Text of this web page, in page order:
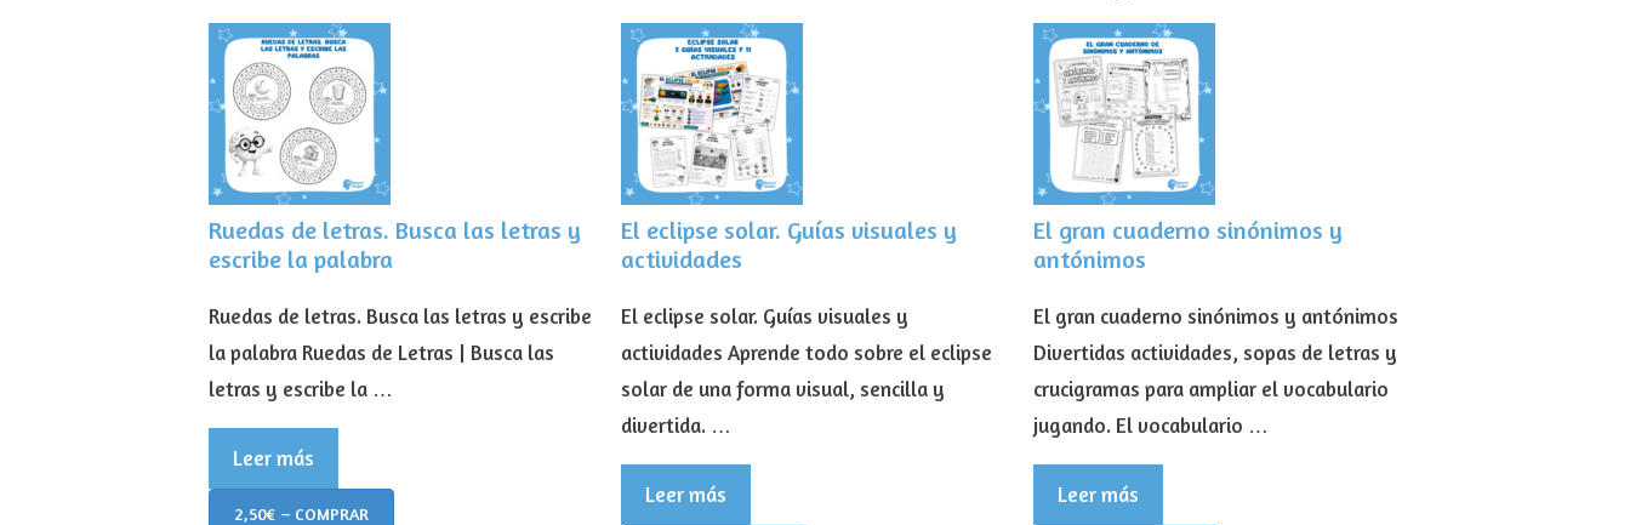
Ruedas de letras. Busca las letras y
escribe la palabra
Ruedas de letras. Busca las letras y escribe
la palabra Ruedas de Letras | Busca las
letras y escribe la …
Leer más
2,50€ – COMPRAR
El eclipse solar. Guías visuales y
actividades
El eclipse solar. Guías visuales y
actividades Aprende todo sobre el eclipse
solar de una forma visual, sencilla y
divertida. …
Leer más
El gran cuaderno sinónimos y
antónimos
El gran cuaderno sinónimos y antónimos
Divertidas actividades, sopas de letras y
crucigramas para ampliar el vocabulario
jugando. El vocabulario …
Leer más